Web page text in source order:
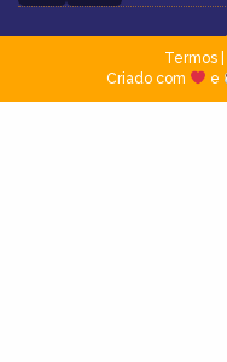
Termos|
Criado com
e